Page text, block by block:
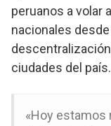
peruanos a volar
nacionales desde
ciudades del país.
«Hoy estamos